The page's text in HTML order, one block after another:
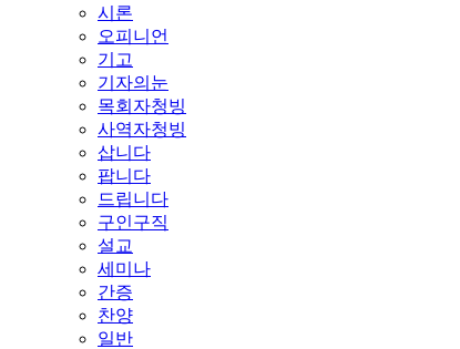
시론
오피니언
기고
기자의눈
목회자청빙
사역자청빙
삽니다
팝니다
드립니다
구인구직
설교
세미나
간증
찬양
일반